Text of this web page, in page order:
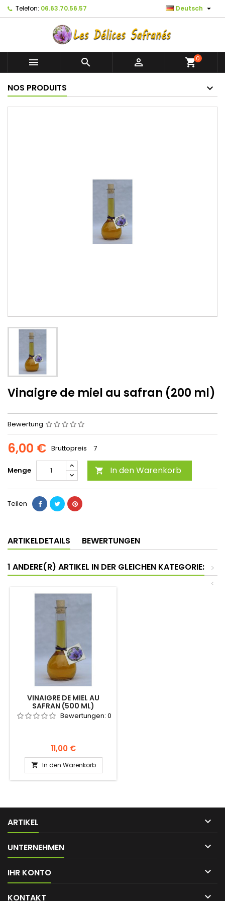
Telefon: 06.63.70.56.57 Deutsch 
   shopping_cart0
NOS PRODUITS
Vinaigre de miel au safran (200 ml)
Bewertung
6,00 € Bruttopreis 7
Menge  In den Warenkorb
Teilen
ARTIKELDETAILS BEWERTUNGEN
1 ANDERE(R) ARTIKEL IN DER GLEICHEN KATEGORIE:
>
<
VINAIGRE DE MIEL AU
SAFRAN (500 ML)
Bewertungen: 0
Preis
11,00 €
 In den Warenkorb
ARTIKEL 
UNTERNEHMEN 
IHR KONTO 
KONTAKT 